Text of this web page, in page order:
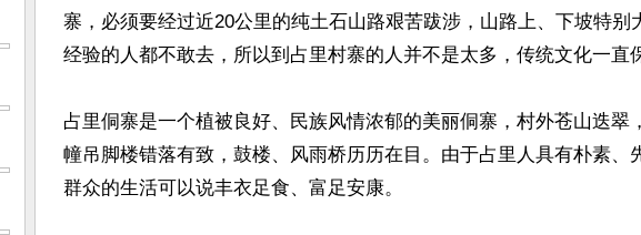
寨，必须要经过近20公里的纯土石山路艰苦跋涉，山路上、下坡特别
经验的人都不敢去，所以到占里村寨的人并不是太多，传统文化一直
占里侗寨是一个植被良好、民族风情浓郁的美丽侗寨，村外苍山迭翠
幢吊脚楼错落有致，鼓楼、风雨桥历历在目。由于占里人具有朴素、
群众的生活可以说丰衣足食、富足安康。